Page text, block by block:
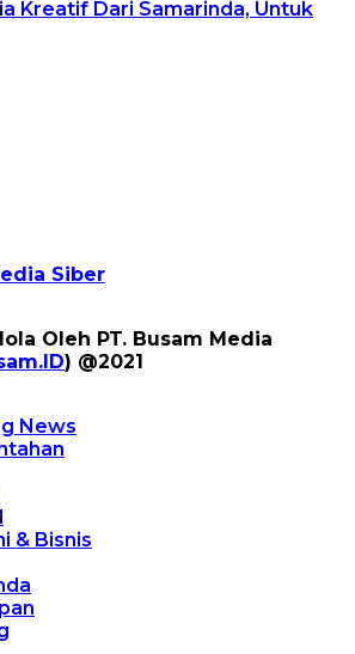
Siber
Oleh PT. Busam Media
) @2021
News
& Bisnis